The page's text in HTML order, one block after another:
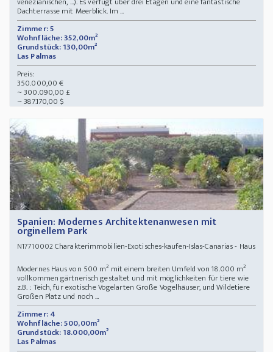
Dachterrasse mit Meerblick. Im ...
Zimmer: 5
Wohnfläche: 352,00m²
Grundstück: 130,00m²
Las Palmas
Preis:
350.000,00 €
~ 300.090,00 £
~ 387.170,00 $
Spanien: Modernes Architektenanwesen mit
orginellem Park
N17710002Charakterimmobilien-Exotisches-kaufen-Islas-Canarias - Haus
Modernes Haus von 500 m² mit einem breiten Umfeld von 18.000 m²
vollkommen gärtnerisch gestaltet und mit möglichkeiten für tiere wie
z.B. : Teich, für exotische Vogelarten Große Vogelhäuser, und Wildetiere
Großen Platz und noch ...
Zimmer: 4
Wohnfläche: 500,00m²
Grundstück: 18.000,00m²
Las Palmas